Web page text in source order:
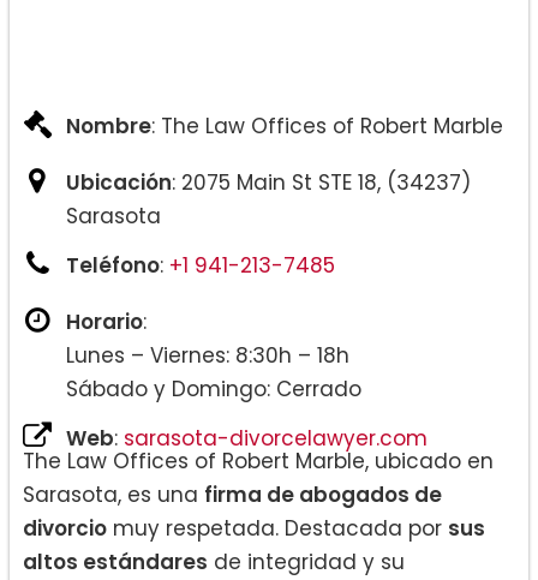
Nombre: The Law Offices of Robert Marble
Ubicación: 2075 Main St STE 18, (34237)
Sarasota
Teléfono: +1 941-213-7485
Horario:
Lunes – Viernes: 8:30h – 18h
Sábado y Domingo: Cerrado
Web: sarasota-divorcelawyer.com
The Law Offices of Robert Marble, ubicado en
Sarasota, es una firma de abogados de
divorcio muy respetada. Destacada por sus
altos estándares de integridad y su